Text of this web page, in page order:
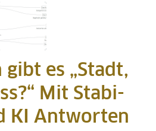
gibt es „Stadt,
Mit Stabi-
KI Antworten